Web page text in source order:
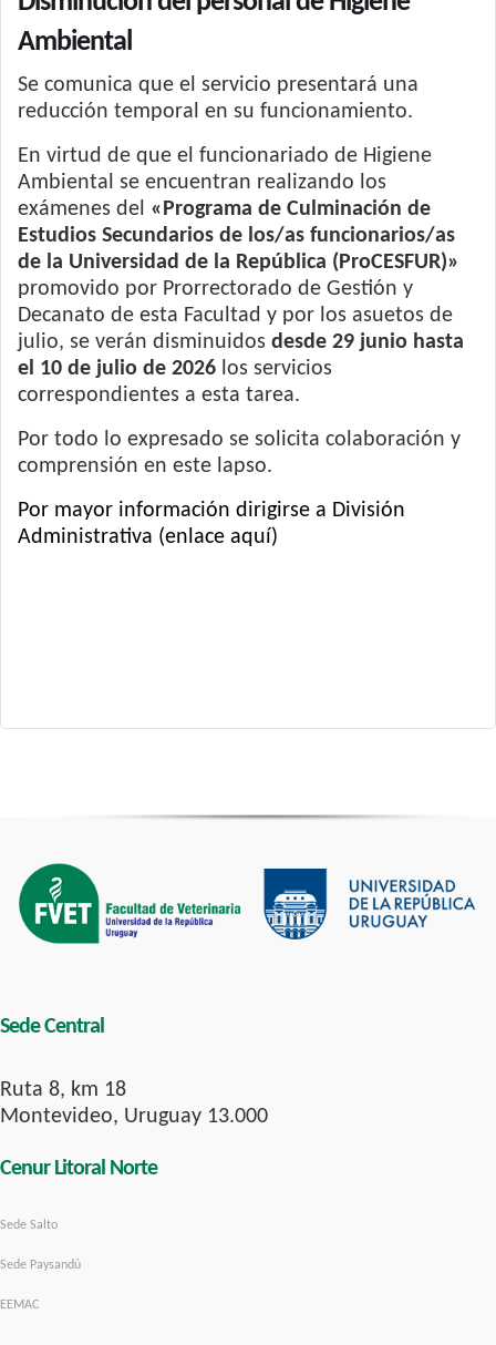
Ambiental
Se comunica que el servicio presentará una
reducción temporal en su funcionamiento.
En virtud de que el funcionariado de Higiene
Ambiental se encuentran realizando los
exámenes del «Programa de Culminación de
Estudios Secundarios de los/as funcionarios/as
de la Universidad de la República (ProCESFUR)»
promovido por Prorrectorado de Gestión y
Decanato de esta Facultad y por los asuetos de
julio, se verán disminuidos desde 29 junio hasta
el 10 de julio de 2026 los servicios
correspondientes a esta tarea.
Por todo lo expresado se solicita colaboración y
comprensión en este lapso.
Por mayor información dirigirse a División
Administrativa (enlace aquí)
Sede Central
Ruta 8, km 18
Montevideo, Uruguay 13.000
Cenur Litoral Norte
Sede Salto
Sede Paysandú
EEMAC